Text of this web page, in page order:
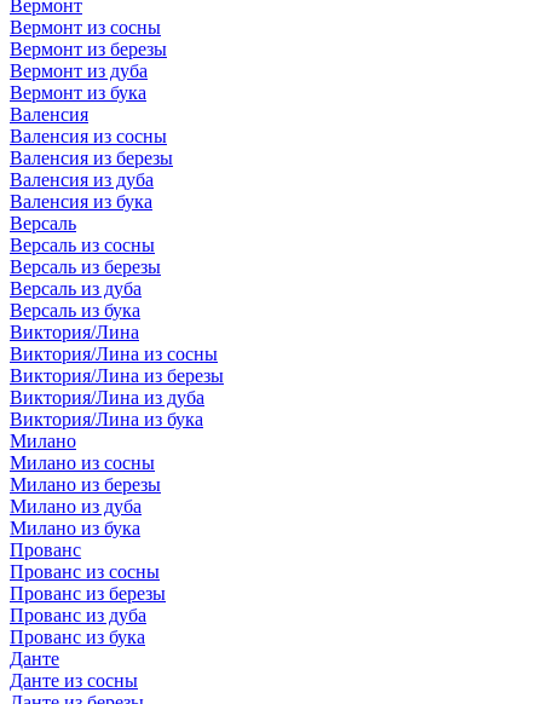
Вермонт
Вермонт из сосны
Вермонт из березы
Вермонт из дуба
Вермонт из бука
Валенсия
Валенсия из сосны
Валенсия из березы
Валенсия из дуба
Валенсия из бука
Версаль
Версаль из сосны
Версаль из березы
Версаль из дуба
Версаль из бука
Виктория/Лина
Виктория/Лина из сосны
Виктория/Лина из березы
Виктория/Лина из дуба
Виктория/Лина из бука
Милано
Милано из сосны
Милано из березы
Милано из дуба
Милано из бука
Прованс
Прованс из сосны
Прованс из березы
Прованс из дуба
Прованс из бука
Данте
Данте из сосны